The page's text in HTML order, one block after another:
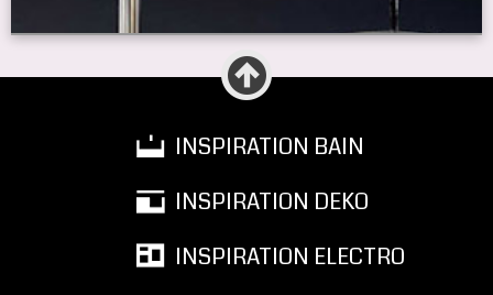
INSPIRATION BAIN
INSPIRATION DEKO
INSPIRATION ELECTRO